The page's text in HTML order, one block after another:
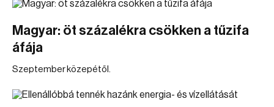
Magyar: öt százalékra csökken a tűzifa
áfája
Szeptember közepétől.